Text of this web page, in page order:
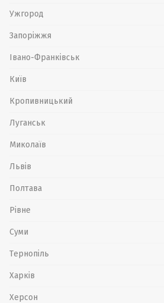
Ужгород
Запоріжжя
Івано-Франківськ
Київ
Кропивницький
Луганськ
Миколаїв
Львів
Полтава
Рівне
Суми
Тернопіль
Харків
Херсон